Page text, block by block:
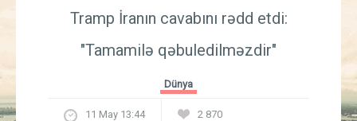
İqtisadiyyat
Tramp İranın cavabını rədd etdi:
"Tamamilə qəbuledilməzdir"
Dünya
11 May 13:44 2 870